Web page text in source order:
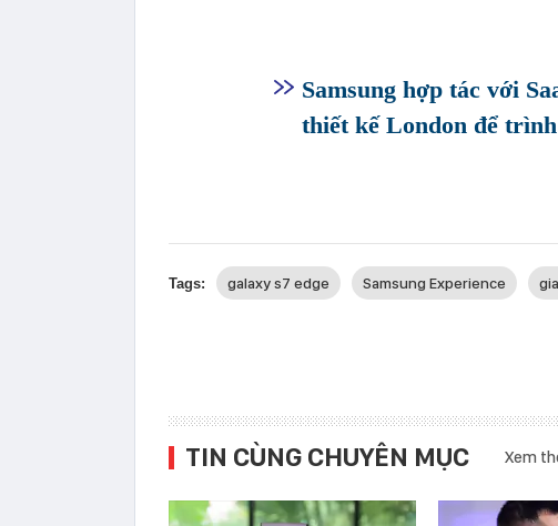
Samsung hợp tác với
thiết kế London để
Tags: galaxy s7 edge Samsung Experience
TIN CÙNG CHUYÊN MỤC Xem